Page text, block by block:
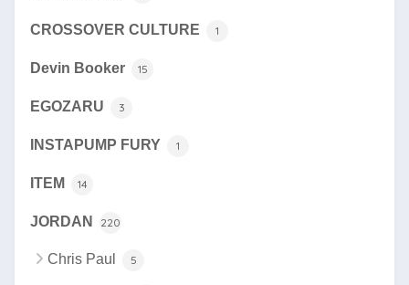
CROSSOVER CULTURE 1
Devin Booker 15
EGOZARU 3
INSTAPUMP FURY 1
ITEM 14
JORDAN 220
Chris Paul 5